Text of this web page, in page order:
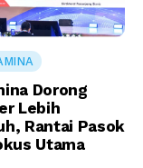
Dorong
Lebih
Rantai Pasok
Utama